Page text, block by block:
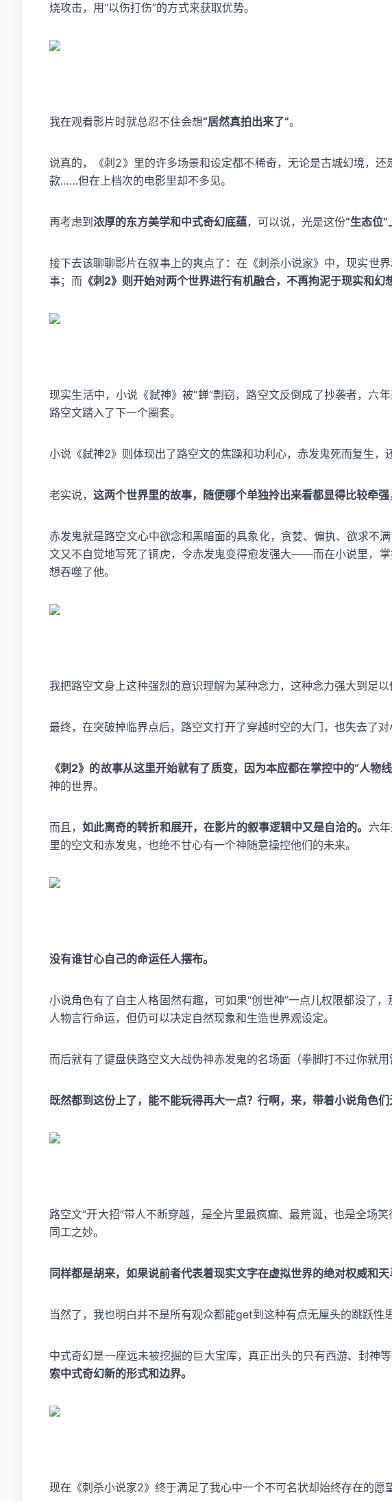
烧攻击，用“以伤打伤”的方式来获取优势。
我在观看影片时就总忍不住会想“居然真拍出来了”。
说真的，《刺2》里的许多场景和设定都不稀奇，无论是古城幻境，
款……但在上档次的电影里却不多见。
再考虑到 浓厚的东方美学和中式奇幻底蕴，可以说，光是这份“生态位
接下去该聊聊影片在叙事上的爽点了：在《刺杀小说家》中，现实世
事；而 《刺2》则开始对两个世界进行有机融合，不再拘泥于现实和
现实生活中，小说《弑神》被“蝉”剽窃，路空文反倒成了抄袭者，六
路空文踏入了下一个圈套。
小说《弑神2》则体现出了路空文的焦躁和功利心，赤发鬼死而复生，
老实说， 这两个世界里的故事，随便哪个单独拎出来看都显得比较牵
赤发鬼就是路空文心中欲念和黑暗面的具象化，贪婪、偏执、欲求不
文又不自觉地写死了铜虎，令赤发鬼变得愈发强大——而在小说里，
想吞噬了他。
我把路空文身上这种强烈的意识理解为某种念力，这种念力强大到足
最终，在突破掉临界点后，路空文打开了穿越时空的大门，也失去了
《刺2》的故事从这里开始就有了质变，因为本应都在掌控中的“人物
神的世界。
而且，如此离奇的转折和展开，在影片的叙事逻辑中又是自洽的。 六
里的空文和赤发鬼，也绝不甘心有一个神随意操控他们的未来。
没有谁甘心自己的命运任人摆布。
小说角色有了自主人格固然有趣，可如果“创世神”一点儿权限都没了
人物言行命运，但仍可以决定自然现象和生造世界观设定。
而后就有了键盘侠路空文大战伪神赤发鬼的名场面（拳脚打不过你就
既然都到这份上了，能不能玩得再大一点？行啊，来，带着小说角色们
路空文“开大招”带人不断穿越，是全片里最疯癫、最荒诞，也是全场
同工之妙。
同样都是胡来，如果说前者代表着现实文字在虚拟世界的绝对权威和
当然了，我也明白并不是所有观众都能get到这种有点无厘头的跳跃性
中式奇幻是一座远未被挖掘的巨大宝库，真正出头的只有西游、封神
索中式奇幻新的形式和边界。
现在《刺杀小说家2》终于满足了我心中一个不可名状却始终存在的愿望